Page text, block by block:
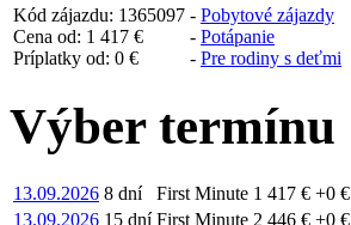
Kód zájazdu: 1365097
Cena od: 1 417 €
Príplatky od: 0 €
- Pobytové zájazdy
- Potápanie
- Pre rodiny s deťmi
Výber termínu
13.09.2026 8 dní First Minute 1 417 € +0 €
13.09.2026 15 dní First Minute 2 446 € +0 €